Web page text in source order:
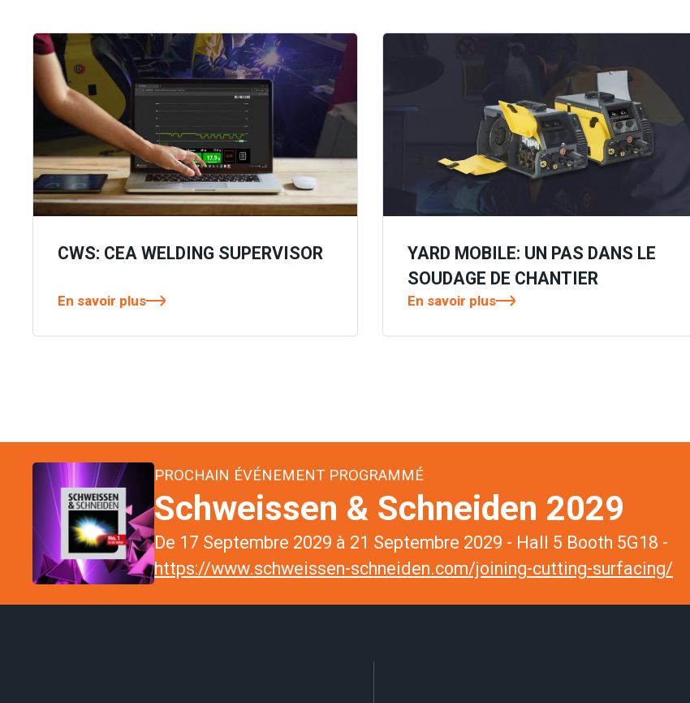
CWS: CEA WELDING SUPERVISOR
En savoir plus
YARD MOBILE: UN PAS DANS LE
SOUDAGE DE CHANTIER
En savoir plus
PROCHAIN ÉVÉNEMENT PROGRAMMÉ
Schweissen & Schneiden 2029
De 17 Septembre 2029 à 21 Septembre 2029 - Hall 5 Booth 5G18 -
https://www.schweissen-schneiden.com/joining-cutting-surfacing/